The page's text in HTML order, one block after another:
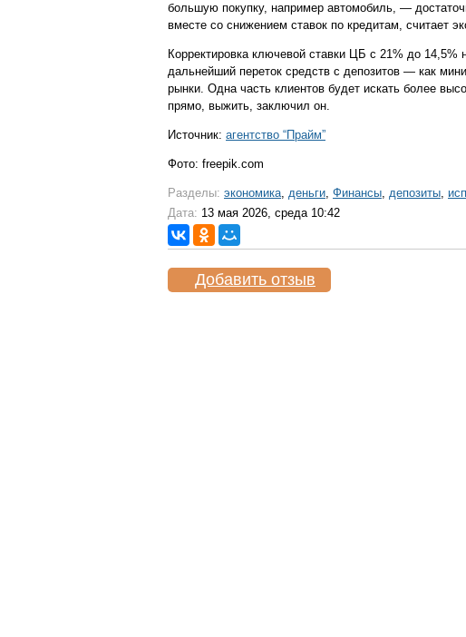
большую покупку, например автомобиль, —
вместе со снижением ставок по кредитам, считает
Корректировка ключевой ставки ЦБ с 21% до
дальнейший переток средств с депозитов — как
рынки. Одна часть клиентов будет искать более
прямо, выжить, заключил он.
Источник: агентство “Прайм”
Фото: freepik.com
Разделы: экономика, деньги, Финансы, депозиты,
Дата: 13 мая 2026, среда 10:42
Добавить отзыв